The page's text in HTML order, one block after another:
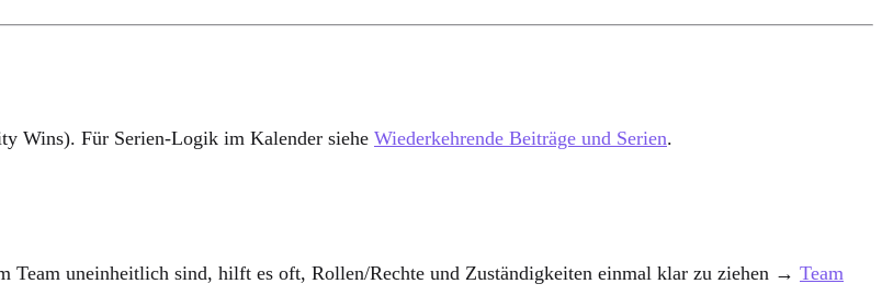
Wins). Für Serien-Logik im Kalender siehe Wiederkehrende Beiträge und Serien.
Team uneinheitlich sind, hilft es oft, Rollen/Rechte und Zuständigkeiten einmal klar zu ziehen → Team